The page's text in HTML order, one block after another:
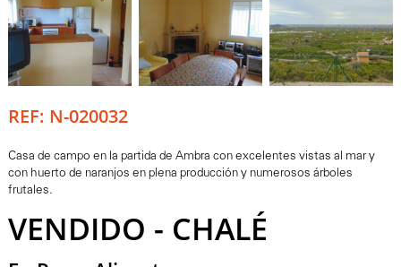
REF: N-020032
Casa de campo en la partida de Ambra con excelentes vistas al mar y
con huerto de naranjos en plena producción y numerosos árboles
frutales.
VENDIDO - CHALÉ